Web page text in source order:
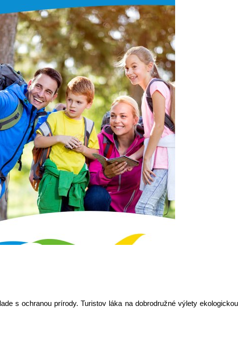
s ochranou prírody. Turistov láka na dobrodružné výlety ekologickou